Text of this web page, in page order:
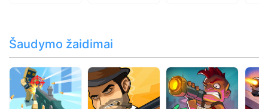
Šaudymo žaidimai